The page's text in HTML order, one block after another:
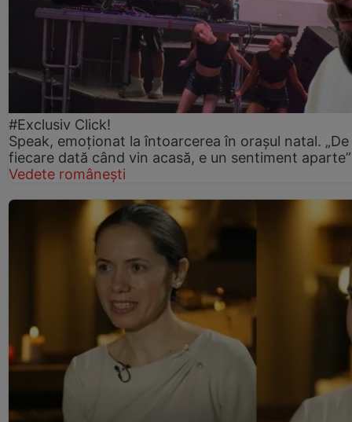
#Exclusiv Click!
Speak, emoționat la întoarcerea în orașul natal. „De
fiecare dată când vin acasă, e un sentiment aparte”
Vedete românești